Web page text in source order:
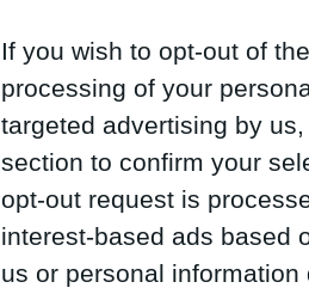
If you wish to opt-out of
processing of your
targeted advertising by
section to confirm your
opt-out request is
interest-based ads based
us or personal